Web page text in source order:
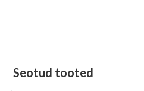
Seotud tooted